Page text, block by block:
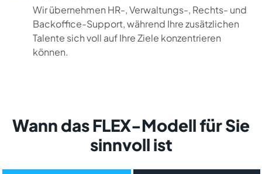
Wir übernehmen HR-, Verwaltungs-, Rechts- und
Backoffice-Support, während Ihre zusätzlichen
Talente sich voll auf Ihre Ziele konzentrieren
können.
Wann das FLEX-Modell für Sie
sinnvoll ist